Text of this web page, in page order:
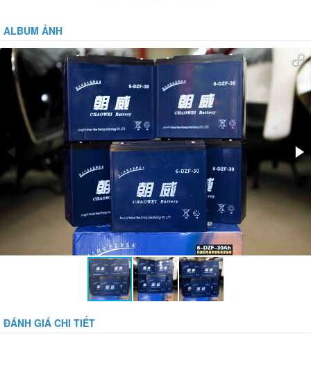
Hệ thống phanh:
Giảm xóc:
Bánh xe:
Bảo vệ dòng:
Bảo vệ tụt áp:
Phụ kiện đi kèm:
ALBUM ẢNH
ĐÁNH GIÁ CHI TIẾT